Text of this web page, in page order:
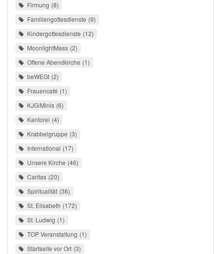
Firmung 8
Familiengottesdienste 9
Kindergottesdienste 12
MoonlightMass 2
Offene Abendkirche 1
beWEGt 2
Frauencafé 1
KJG/Minis 6
Kantorei 4
Krabbelgruppe 3
International 17
Unsere Kirche 46
Caritas 20
Spiritualität 36
St. Elisabeth 172
St. Ludwig 1
TOP Veranstaltung 1
Startseite vor Ort 3